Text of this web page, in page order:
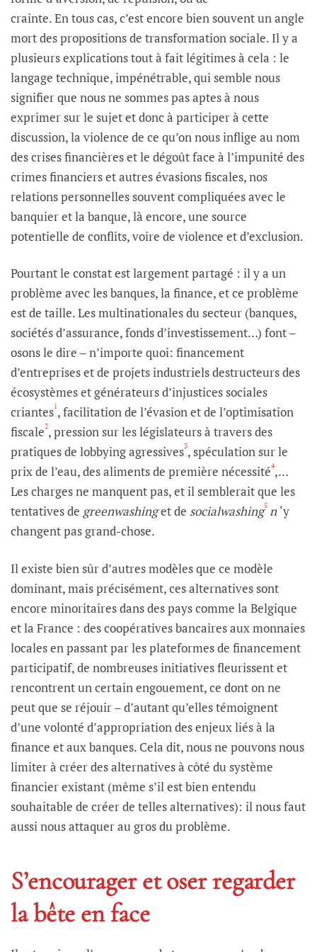
crainte. En tous cas, c’est encore bien souvent un angle
mort des propositions de transformation sociale. Il y a
plusieurs explications tout à fait légitimes à cela : le
langage technique, impénétrable, qui semble nous
signifier que nous ne sommes pas aptes à nous
exprimer sur le sujet et donc à participer à cette
discussion, la violence de ce qu’on nous inflige au nom
des crises financières et le dégoût face à l’impunité des
crimes financiers et autres évasions fiscales, nos
relations personnelles souvent compliquées avec le
banquier et la banque, là encore, une source
potentielle de conflits, voire de violence et d’exclusion.
Pourtant le constat est largement partagé : il y a un
problème avec les banques, la finance, et ce problème
est de taille. Les multinationales du secteur (banques,
sociétés d’assurance, fonds d’investissement…) font –
osons le dire – n’importe quoi: financement
d’entreprises et de projets industriels destructeurs des
écosystèmes et générateurs d’injustices sociales
criantes1, facilitation de l’évasion et de l’optimisation
fiscale2, pression sur les législateurs à travers des
pratiques de lobbying agressives3, spéculation sur le
prix de l’eau, des aliments de première nécessité4,…
Les charges ne manquent pas, et il semblerait que les
tentatives de greenwashinget de socialwashing5 n‘y
changent pas grand-chose.
Il existe bien sûr d’autres modèles que ce modèle
dominant, mais précisément, ces alternatives sont
encore minoritaires dans des pays comme la Belgique
et la France : des coopératives bancaires aux monnaies
locales en passant par les plateformes de financement
participatif, de nombreuses initiatives fleurissent et
rencontrent un certain engouement, ce dont on ne
peut que se réjouir – d’autant qu’elles témoignent
d’une volonté d’appropriation des enjeux liés à la
finance et aux banques. Cela dit, nous ne pouvons nous
limiter à créer des alternatives à côté du système
financier existant (même s’il est bien entendu
souhaitable de créer de telles alternatives): il nous faut
aussi nous attaquer au gros du problème.
S’encourager et oser regarder
la bête en face